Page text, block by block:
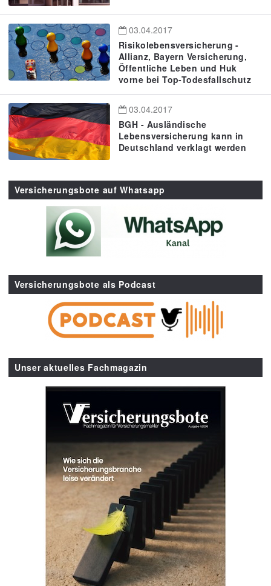
03.04.2017
Risikolebensversicherung -
Allianz, Bayern Versicherung,
Öffentliche Leben und Huk
vorne bei Top-Todesfallschutz
03.04.2017
BGH - Ausländische
Lebensversicherung kann in
Deutschland verklagt werden
Versicherungsbote auf Whatsapp
Versicherungsbote als Podcast
Unser aktuelles Fachmagazin